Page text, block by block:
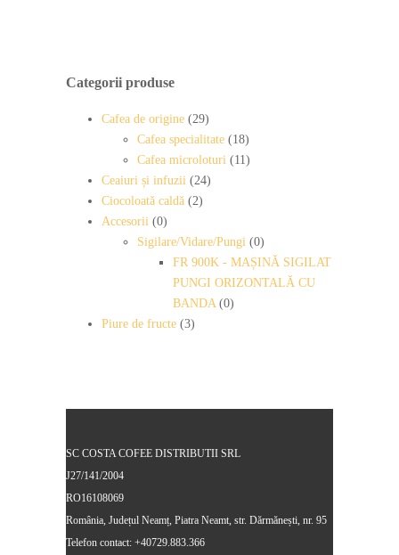
Categorii produse
Cafea de origine (29)
Cafea specialitate (18)
Cafea microloturi (11)
Ceaiuri și infuzii (24)
Ciocoloată caldă (2)
Accesorii (0)
Sigilare/Vidare/Pungi (0)
FR 900K - MAȘINĂ SIGILAT
PUNGI ORIZONTALĂ CU
BANDA (0)
Piure de fructe (3)
SC COSTA COFEE DISTRIBUTII SRL
J27/141/2004
RO16108069
România, Județul Neamț, Piatra Neamt, str. Dărmănești, nr. 95
Telefon contact: +40729.883.366